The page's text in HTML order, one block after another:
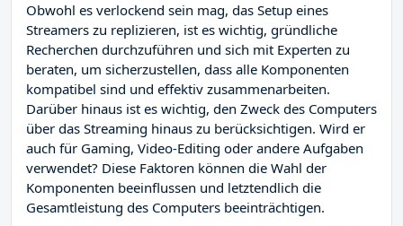
Obwohl es verlockend sein mag, das Setup eines
Streamers zu replizieren, ist es wichtig, gründliche
Recherchen durchzuführen und sich mit Experten zu
beraten, um sicherzustellen, dass alle Komponenten
kompatibel sind und effektiv zusammenarbeiten.
Darüber hinaus ist es wichtig, den Zweck des Computers
über das Streaming hinaus zu berücksichtigen. Wird er
auch für Gaming, Video-Editing oder andere Aufgaben
verwendet? Diese Faktoren können die Wahl der
Komponenten beeinflussen und letztendlich die
Gesamtleistung des Computers beeinträchtigen.